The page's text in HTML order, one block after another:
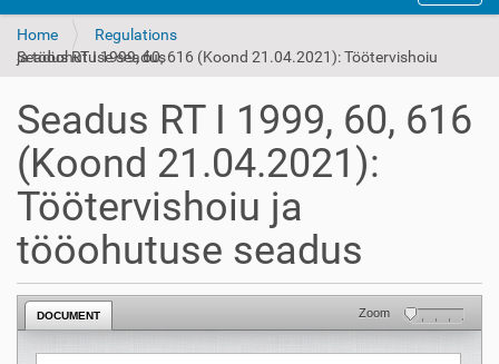
Home
Regulations
Seadus RT I 1999, 60, 616 (Koond 21.04.2021): Töötervishoiu ja tööohutuse seadus
Seadus RT I 1999, 60, 616
(Koond 21.04.2021):
Töötervishoiu ja
tööohutuse seadus
DOCUMENT Zoom